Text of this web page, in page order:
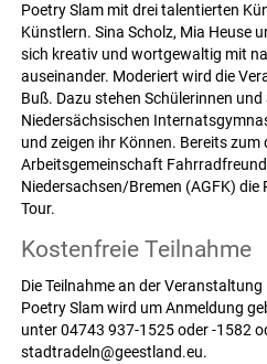
Poetry Slam mit drei talentierten
Künstlern. Sina Scholz, Mia Heuse
sich kreativ und wortgewaltig mit
auseinander. Moderiert wird die
Buß. Dazu stehen Schülerinnen und
Niedersächsischen
und zeigen ihr Können. Bereits
Arbeitsgemeinschaft
Niedersachsen/Bremen (AGFK) die
Tour.
Kostenfreie Teilnahme
Die Teilnahme an der
Poetry Slam wird um Anmeldung
unter 04743 937-1525 oder -1582
stadtradeln@geestland.eu.